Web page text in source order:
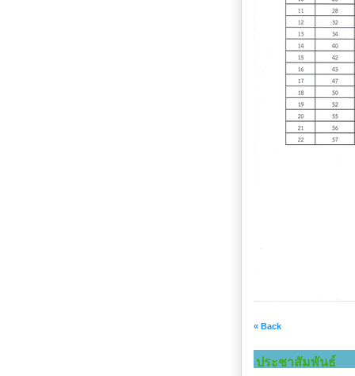
« Back
ประชาสัมพันธ์